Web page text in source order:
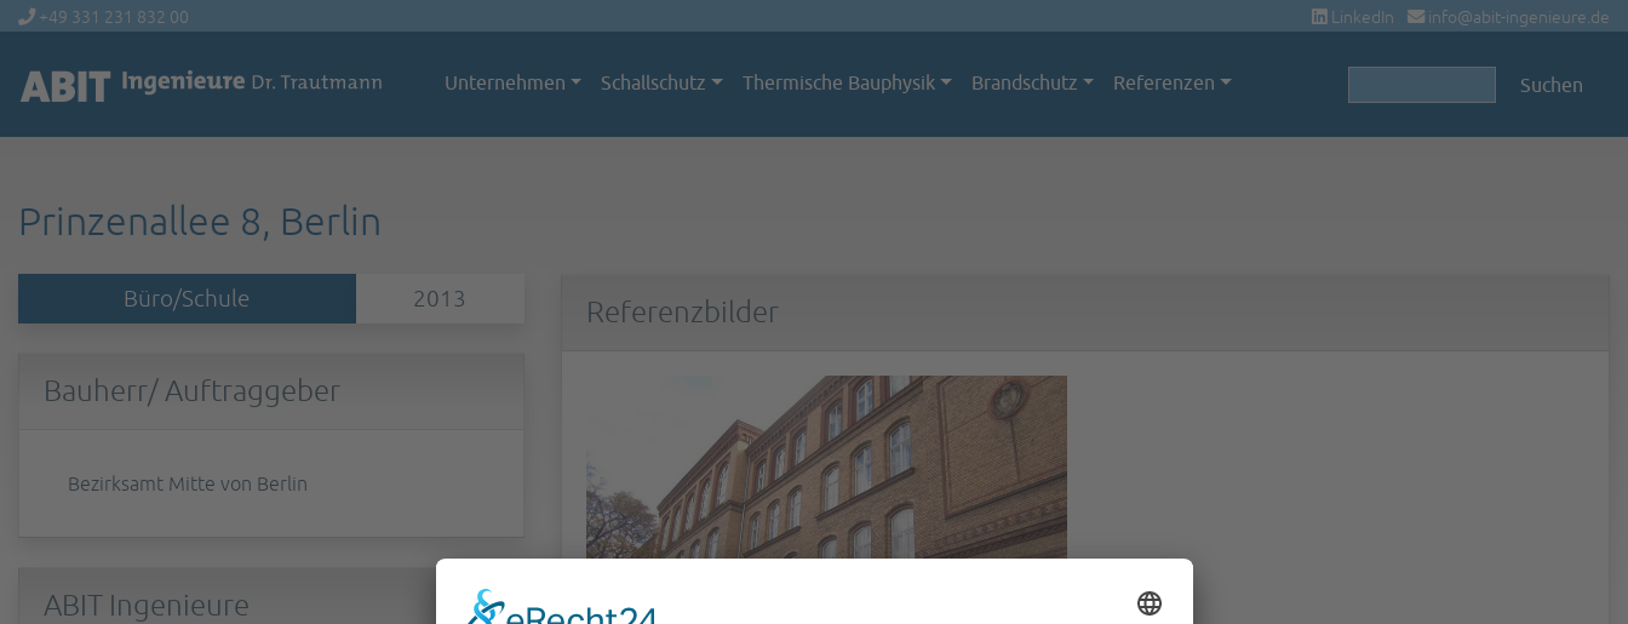
+49 331 231 832 00 LinkedIn info@abit-ingenieure.de
Unternehmen Schallschutz Thermische Bauphysik Brandschutz Referenzen Suchbegriffe Suchen
Prinzenallee 8, Berlin
Büro/Schule 2013
Bauherr/ Auftraggeber
Bezirksamt Mitte von Berlin
ABIT Ingenieure
Referenzbilder